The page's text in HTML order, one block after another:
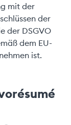
mit der
der
der DSGVO
dem EU-
ist.